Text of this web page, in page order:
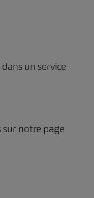
un service
sur notre page